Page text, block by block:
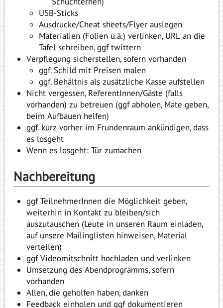
USB-Sticks
Ausdrucke/Cheat sheets/Flyer auslegen
Materialien (Folien u.ä.) verlinken, URL an die
Tafel schreiben, ggf twittern
Verpflegung sicherstellen, sofern vorhanden
ggf. Schild mit Preisen malen
ggf. Behältnis als zusätzliche Kasse aufstellen
Nicht vergessen, ReferentInnen/Gäste (falls
vorhanden) zu betreuen (ggf abholen, Mate geben,
beim Aufbauen helfen)
ggf. kurz vorher im Frundenraum ankündigen, dass
es losgeht
Wenn es losgeht: Tür zumachen
Nachbereitung
ggf TeilnehmerInnen die Möglichkeit geben,
weiterhin in Kontakt zu bleiben/sich
auszutauschen (Leute in unseren Raum einladen,
auf unsere Mailinglisten hinweisen, Material
verteilen)
ggf Videomitschnitt hochladen und verlinken
Umsetzung des Abendprogramms, sofern
vorhanden
Allen, die geholfen haben, danken
Feedback einholen und ggf dokumentieren